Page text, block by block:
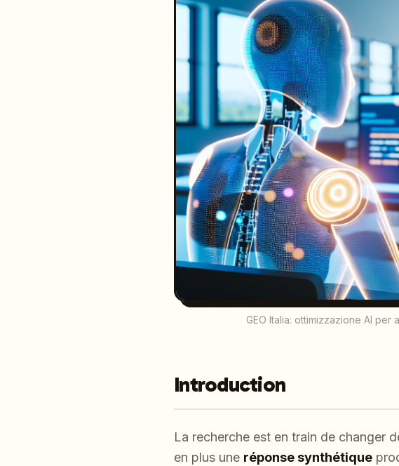
GEO Italia: ottimizzazione AI
Introduction
La recherche est en train de changer
en plus une réponse synthétique